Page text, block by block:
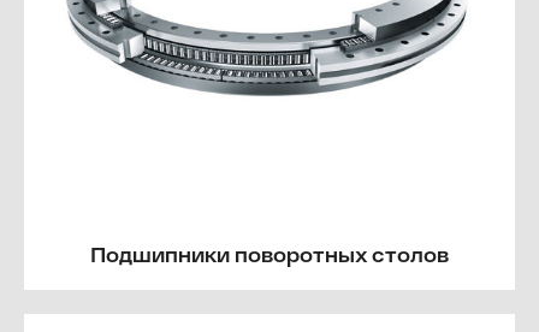
Подшипники поворотных столов